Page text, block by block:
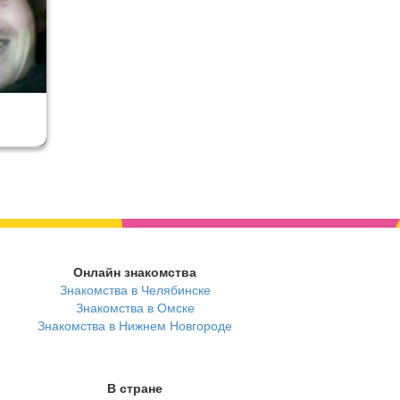
Онлайн знакомства
Знакомства в Челябинске
Знакомства в Омске
Знакомства в Нижнем Новгороде
В стране